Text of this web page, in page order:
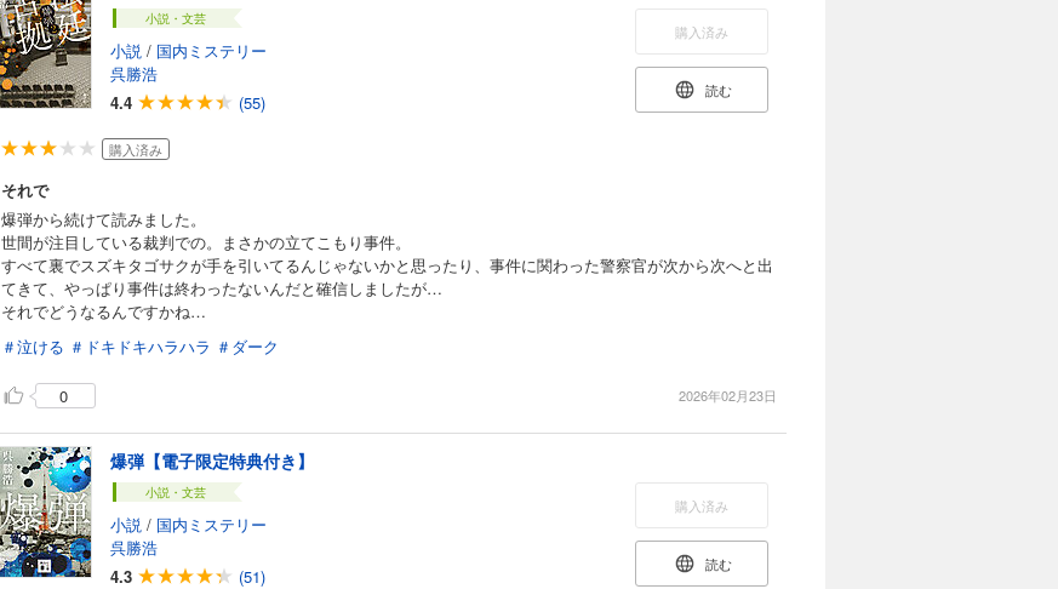
小説・文芸
小説 / 国内ミステリー
呉勝浩
4.4
(55)
購入済み
読む
購入済み
それで
爆弾から続けて読みました。
世間が注目している裁判での。まさかの立てこもり事件。
すべて裏でスズキタゴサクが手を引いてるんじゃないかと思ったり、事件に関わった警察官が次から次へと出
てきて、やっぱり事件は終わったないんだと確信しましたが…
それでどうなるんですかね…
＃泣ける ＃ドキドキハラハラ ＃ダーク
0 2026年02月23日
爆弾【電子限定特典付き】
小説・文芸
小説 / 国内ミステリー
呉勝浩
4.3
(51)
購入済み
読む